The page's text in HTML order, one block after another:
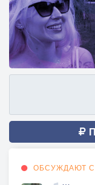
ОБСУЖДАЮТ